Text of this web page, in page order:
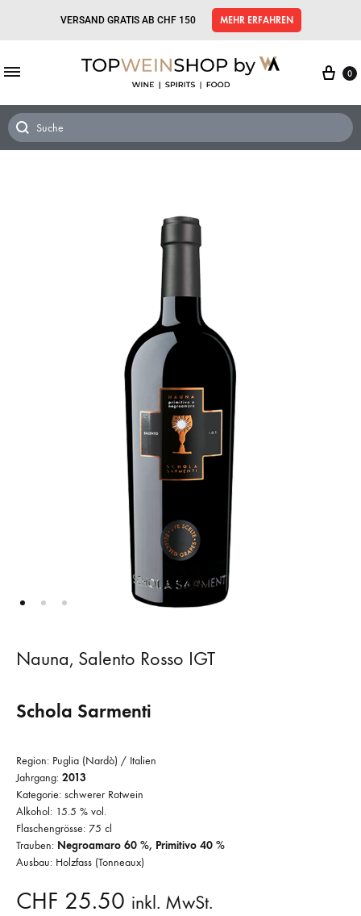
VERSAND GRATIS AB CHF 150 MEHR ERFAHREN
0
Nauna, Salento Rosso IGT
Schola Sarmenti
Region: Puglia (Nardò) / Italien
Jahrgang: 2013
Kategorie: schwerer Rotwein
Alkohol: 15.5 % vol.
Flaschengrösse: 75 cl
Trauben: Negroamaro 60 %, Primitivo 40 %
Ausbau: Holzfass (Tonneaux)
CHF 25.50 inkl. MwSt.